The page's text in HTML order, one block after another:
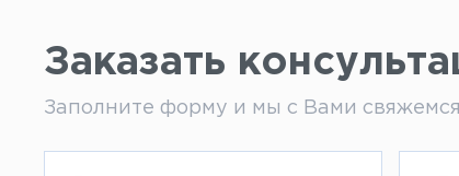
Заказать
Заполните форму и мы с Вами свяжемся